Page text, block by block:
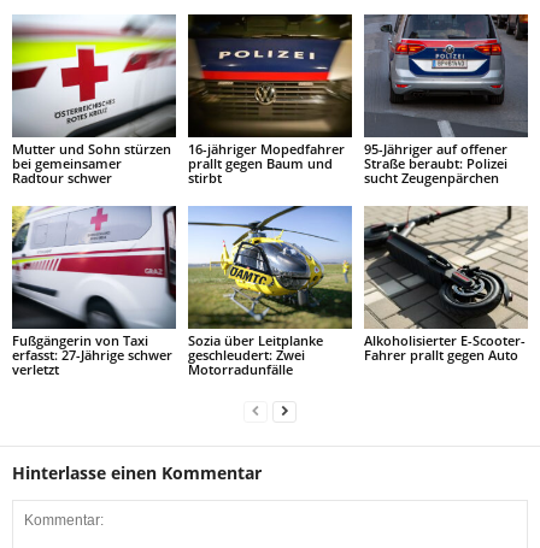
Mutter und Sohn stürzen
bei gemeinsamer
Radtour schwer
16-jähriger Mopedfahrer
prallt gegen Baum und
stirbt
95-Jähriger auf offener
Straße beraubt: Polizei
sucht Zeugenpärchen
Fußgängerin von Taxi
erfasst: 27-Jährige schwer
verletzt
Sozia über Leitplanke
geschleudert: Zwei
Motorradunfälle
Alkoholisierter E-Scooter-
Fahrer prallt gegen Auto
Hinterlasse einen Kommentar